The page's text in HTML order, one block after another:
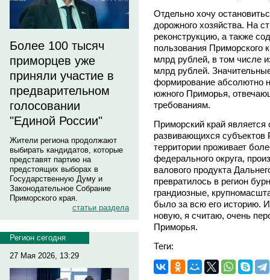
Более 100 тысяч
приморцев уже
приняли участие в
предварительном
голосовании
"Единой России"
Жители региона продолжают
выбирать кандидатов, которые
представят партию на
предстоящих выборах в
Государственную Думу и
Законодательное Собрание
Приморского края.
статьи раздела
Регион сегодня
27 Мая 2026, 13:29
Отдельно хочу
дорожного хозяйства. На
реконструкцию, а также
пользования Приморского
млрд рублей, в том числе
млрд рублей.
формирование абсолютно
южного Приморья,
требованиям.
Приморский край
развивающихся субъектов
территории проживает
федерального округа,
валового продукта
превратилось в регион
грандиозные,
было за всю его историю.
новую, я считаю, очень
Приморья.
Теги: